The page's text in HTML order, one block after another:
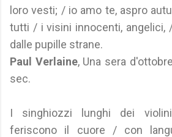
loro vesti; / io amo te, aspro
tutti / i visini innocenti, angelici,
dalle pupille strane.
Paul Verlaine, Una sera
sec.
I singhiozzi lunghi dei
feriscono il cuore / con